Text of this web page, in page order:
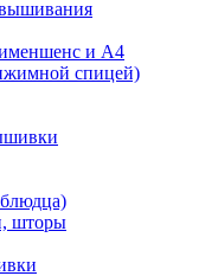
вышивания
и А4
спицей)
шторы